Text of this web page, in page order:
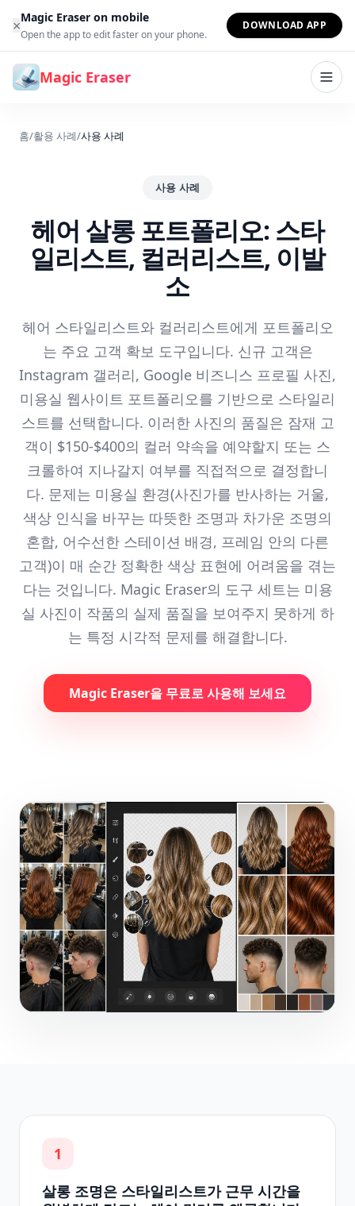
본문으로 건너뛰기
×Magic Eraser on mobile
Open the app to edit faster on your phone.
DOWNLOAD APP
Magic Eraser
홈/활용 사례/사용 사례
사용 사례
헤어 살롱 포트폴리오: 스타
일리스트, 컬러리스트, 이발
소
헤어 스타일리스트와 컬러리스트에게 포트폴리오
는 주요 고객 확보 도구입니다. 신규 고객은
Instagram 갤러리, Google 비즈니스 프로필 사진,
미용실 웹사이트 포트폴리오를 기반으로 스타일리
스트를 선택합니다. 이러한 사진의 품질은 잠재 고
객이 $150-$400의 컬러 약속을 예약할지 또는 스
크롤하여 지나갈지 여부를 직접적으로 결정합니
다. 문제는 미용실 환경(사진가를 반사하는 거울,
색상 인식을 바꾸는 따뜻한 조명과 차가운 조명의
혼합, 어수선한 스테이션 배경, 프레임 안의 다른
고객)이 매 순간 정확한 색상 표현에 어려움을 겪는
다는 것입니다. Magic Eraser의 도구 세트는 미용
실 사진이 작품의 실제 품질을 보여주지 못하게 하
는 특정 시각적 문제를 해결합니다.
Magic Eraser을 무료로 사용해 보세요
1
살롱 조명은 스타일리스트가 근무 시간을